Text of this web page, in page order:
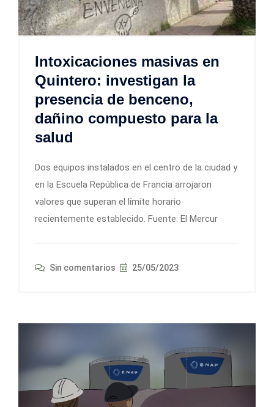
Intoxicaciones masivas en
Quintero: investigan la
presencia de benceno,
dañino compuesto para la
salud
Dos equipos instalados en el centro de la ciudad y
en la Escuela República de Francia arrojaron
valores que superan el límite horario
recientemente establecido. Fuente: El Mercur
Sin comentarios 25/05/2023